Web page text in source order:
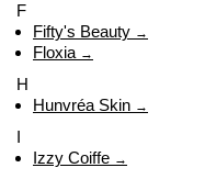
F
Fifty's Beauty →
Floxia →
H
Hunvréa Skin →
I
Izzy Coiffe →